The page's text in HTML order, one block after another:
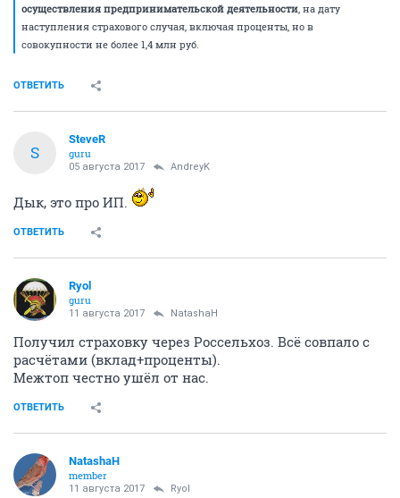
осуществления предпринимательской деятельности , на дату
наступления страхового случая, включая проценты, но в
совокупности не более 1,4 млн руб.
ОТВЕТИТЬ
S
SteveR
guru
05 августа 2017 AndreyK
Дык, это про ИП.
ОТВЕТИТЬ
Ryol
guru
11 августа 2017 NatashaH
Получил страховку через Россельхоз. Всё совпало с
расчётами (вклад+проценты).
Межтоп честно ушёл от нас.
ОТВЕТИТЬ
NatashaH
member
11 августа 2017 Ryol